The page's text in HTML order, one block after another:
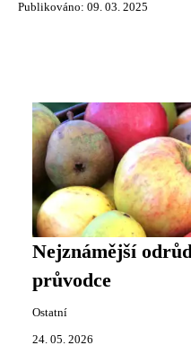
Publikováno: 09. 03. 2025
Nejznámější
průvodce
Ostatní
24. 05. 2026